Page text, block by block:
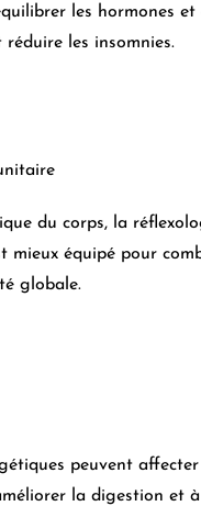
les hormones
les insomnies.
du corps, la
mieux équipé pour
globale.
peuvent
la digestion et